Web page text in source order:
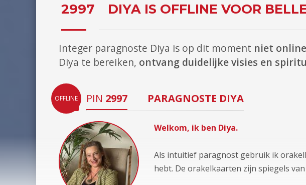
2997 DIYA IS OFFLINE VOOR
Integer paragnoste Diya is op dit moment niet
Diya te bereiken, ontvang duidelijke visies en
OFFLINE PIN 2997 PARAGNOSTE DIYA
Welkom, ik ben Diya.
Als intuitief paragnost gebruik ik
hebt. De orakelkaarten zijn spiegels